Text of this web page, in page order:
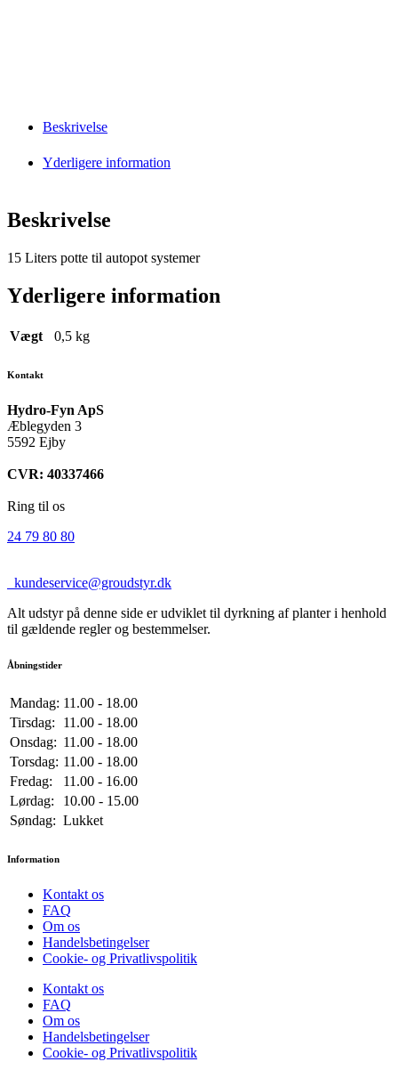
Beskrivelse
Yderligere information
Beskrivelse
15 Liters potte til autopot systemer
Yderligere information
Vægt 0,5 kg
Kontakt
Hydro-Fyn ApS
Æblegyden 3
5592 Ejby
CVR: 40337466
Ring til os
24 79 80 80
kundeservice@groudstyr.dk
Alt udstyr på denne side er udviklet til dyrkning af planter i henhold
til gældende regler og bestemmelser.
Åbningstider
Mandag: 11.00 - 18.00
Tirsdag:
11.00 - 18.00
Onsdag: 11.00 - 18.00
Torsdag: 11.00 - 18.00
Fredag:
11.00 - 16.00
Lørdag:
10.00 - 15.00
Søndag: Lukket
Information
Kontakt os
FAQ
Om os
Handelsbetingelser
Cookie- og Privatlivspolitik
Kontakt os
FAQ
Om os
Handelsbetingelser
Cookie- og Privatlivspolitik